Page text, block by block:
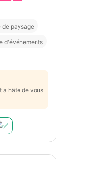
de paysage
d'événements
a hâte de vous